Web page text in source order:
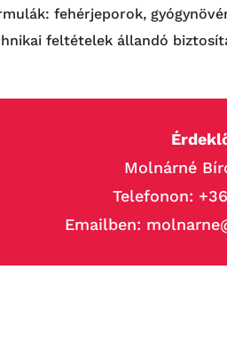
fehérjeporok,
feltételek állandó
Molnárné
Telefonon:
Emailben: